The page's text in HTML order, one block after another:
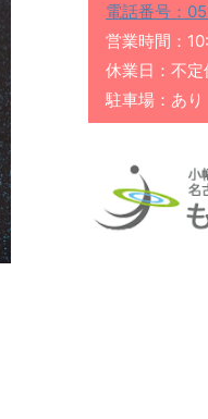
電話番号：
営業時間：
休業日：不定
駐車場：あり